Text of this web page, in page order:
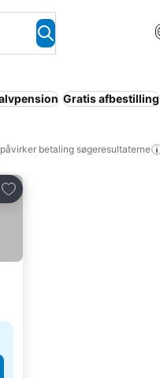
Gratis afbestilling
betaling søgeresultaterne
Føj til favoritter